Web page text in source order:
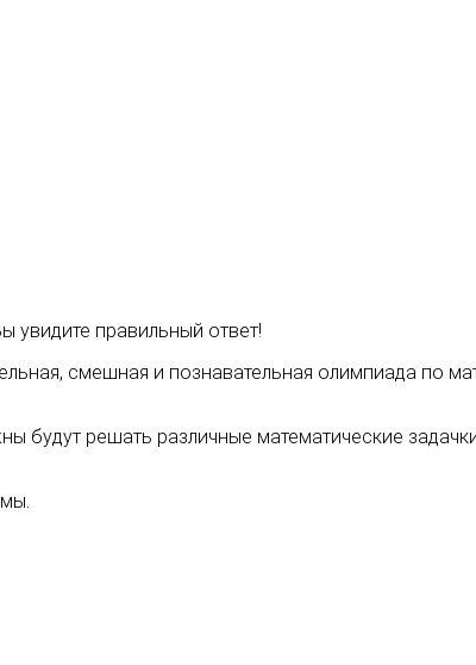
увидите правильный ответ!
смешная и познавательная олимпиада по
решать различные математические